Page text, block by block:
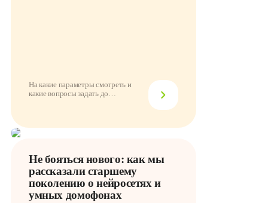
На какие параметры смотреть и
какие вопросы задать до
Не бояться нового: как мы
рассказали старшему
поколению о нейросетях и
умных домофонах